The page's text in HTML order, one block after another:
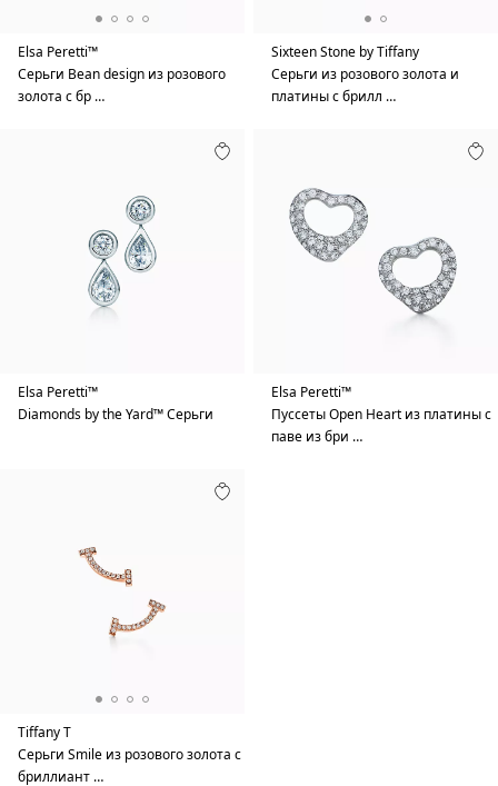
Elsa Peretti™
Серьги Bean design из розового
золота с бр …
Sixteen Stone by Tiffany
Серьги из розового золота и
платины с брилл …
Elsa Peretti™
Diamonds by the Yard™ Серьги
Elsa Peretti™
Пуссеты Open Heart из платины с
паве из бри …
Tiffany T
Серьги Smile из розового золота с
бриллиант …